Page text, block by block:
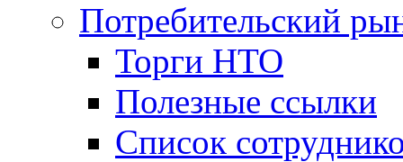
Потребительский
Торги НТО
Полезные ссылки
Список